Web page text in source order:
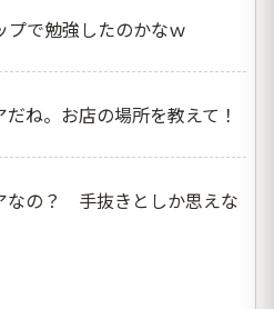
プで勉強したのかなｗ
ね。お店の場所を教えて！
なの？ 手抜きとしか思えな